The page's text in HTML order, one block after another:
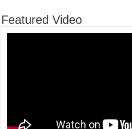
Featured Video